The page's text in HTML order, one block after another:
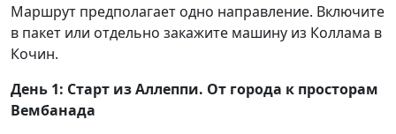
Маршрут предполагает одно направление. Включите
в пакет или отдельно закажите машину из Коллама в
Кочин.
День 1: Старт из Аллеппи. От города к просторам
Вембанада